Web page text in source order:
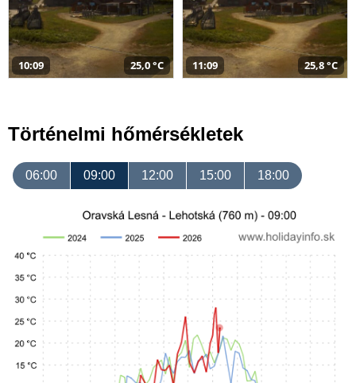
10:09 25,0 °C 11:09 25,8 °C
Történelmi hőmérsékletek
06:00 09:00 12:00 15:00 18:00